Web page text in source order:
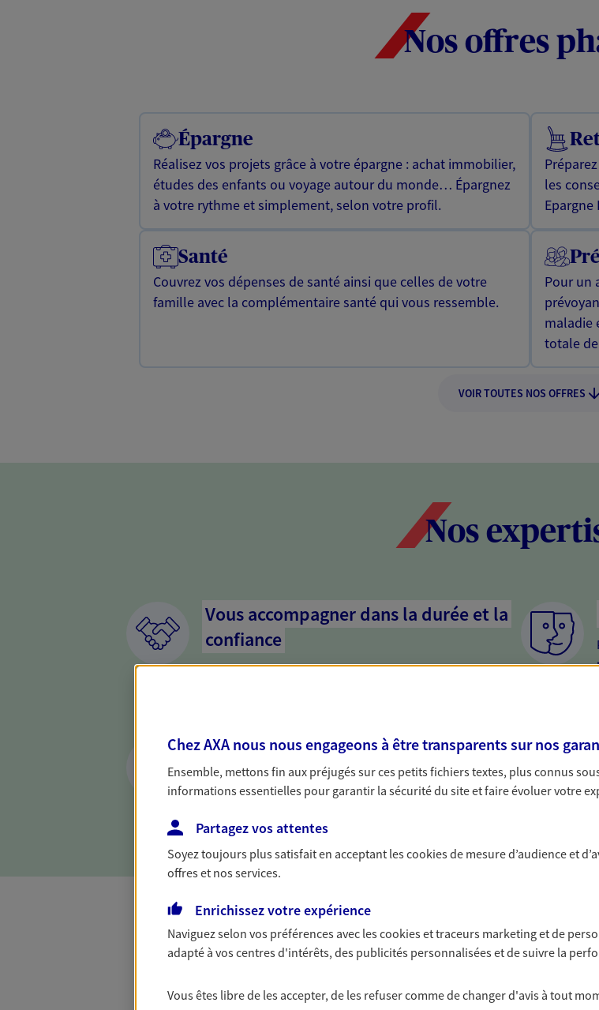
Nos offres
Épargne
Réalisez vos projets grâce à votre épargne : achat immobilier,
études des enfants ou voyage autour du monde… Épargnez
à votre rythme et simplement, selon votre profil.
les
Santé
Couvrez vos dépenses de santé ainsi que celles de votre
famille avec la complémentaire santé qui vous ressemble.
Pour un
maladie
totale
VOIR TOUTES NOS OFFRES
Nos
Vous accompagner dans la durée et la
confiance
Vous accompagner dans vos projets de vie tout au long de
Etre proche de vous, tout simplement
Avoir un interlocuteur proche de vous, facilement joignable,
cela change tout. Une relation de proximité est toujours une
Toutes nos solutions AXA
Chez AXA nous nous engageons à être transparents sur nos
Ensemble, mettons fin aux préjugés sur ces petits fichiers textes, plus connus
informations essentielles pour garantir la sécurité du site et faire évoluer votre
Partagez vos attentes
Soyez toujours plus satisfait en acceptant lescookiesde mesure d’audience et
offres et nos services.
Enrichissez votre expérience
Naviguez selon vos préférences avec lescookies et traceurs marketing et de
adapté à vos centres d'intérêts, des publicités personnalisées et de suivre la
Vous êtes libre de les accepter, de les refuser comme de changer d'avis à tout